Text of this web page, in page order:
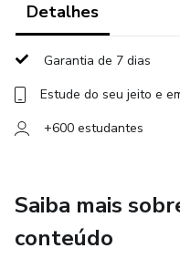
Detalhes
Garantia de 7 dias
Estude do seu jeito e
+600 estudantes
Saiba mais
conteúdo